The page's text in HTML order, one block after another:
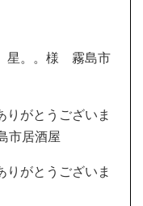
星。。様 霧島市
がとうございま
市居酒屋
がとうございま